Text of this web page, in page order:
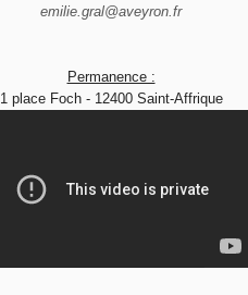
emilie.gral@aveyron.fr
Permanence :
1 place Foch - 12400 Saint-Affrique